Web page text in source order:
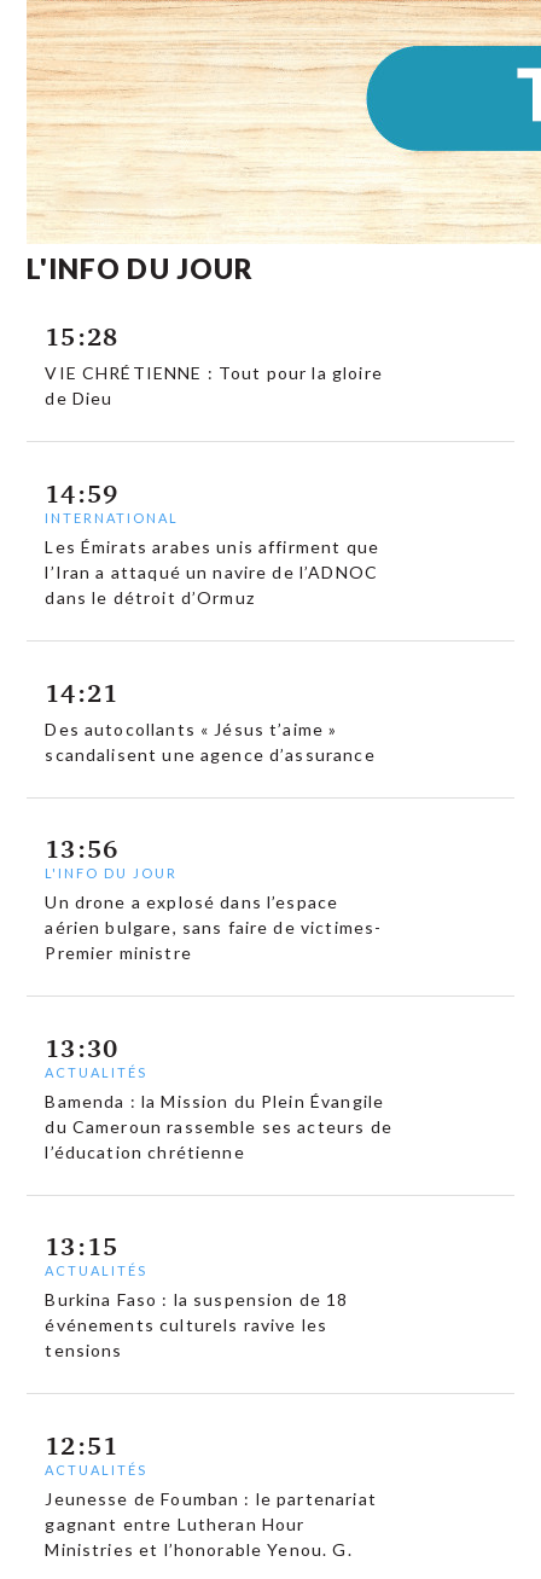
L'INFO DU JOUR
15:28
VIE CHRÉTIENNE : Tout pour la gloire
de Dieu
14:59
INTERNATIONAL
Les Émirats arabes unis affirment que
l’Iran a attaqué un navire de l’ADNOC
dans le détroit d’Ormuz
14:21
Des autocollants « Jésus t’aime »
scandalisent une agence d’assurance
13:56
L'INFO DU JOUR
Un drone a explosé dans l’espace
aérien bulgare, sans faire de victimes-
Premier ministre
13:30
ACTUALITÉS
Bamenda : la Mission du Plein Évangile
du Cameroun rassemble ses acteurs de
l’éducation chrétienne
13:15
ACTUALITÉS
Burkina Faso : la suspension de 18
événements culturels ravive les
tensions
12:51
ACTUALITÉS
Jeunesse de Foumban : le partenariat
gagnant entre Lutheran Hour
Ministries et l’honorable Yenou. G.